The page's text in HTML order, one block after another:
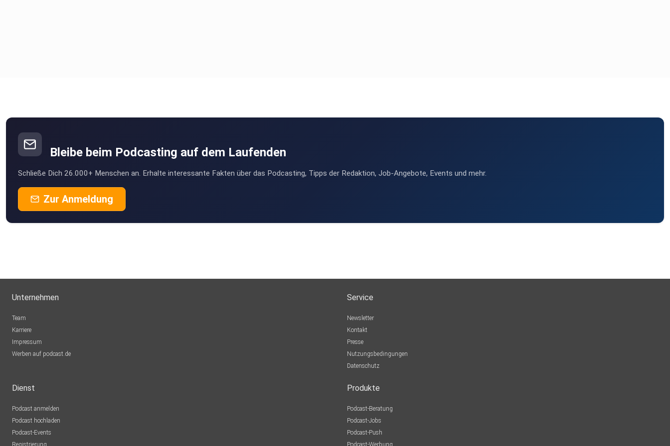
Danke fürs Zuhören!
Bleibe beim Podcasting auf dem Laufenden
Schließe Dich 26.000+ Menschen an. Erhalte interessante Fakten über das Podcasting, Tipps der Redaktion, Job-Angebote, Events und mehr.
Zur Anmeldung
Unternehmen
Team
Karriere
Impressum
Werben auf podcast.de
Service
Newsletter
Kontakt
Presse
Nutzungsbedingungen
Datenschutz
Dienst
Podcast anmelden
Podcast hochladen
Podcast-Events
Registrierung
Produkte
Podcast-Beratung
Podcast-Jobs
Podcast-Push
Podcast-Werbung